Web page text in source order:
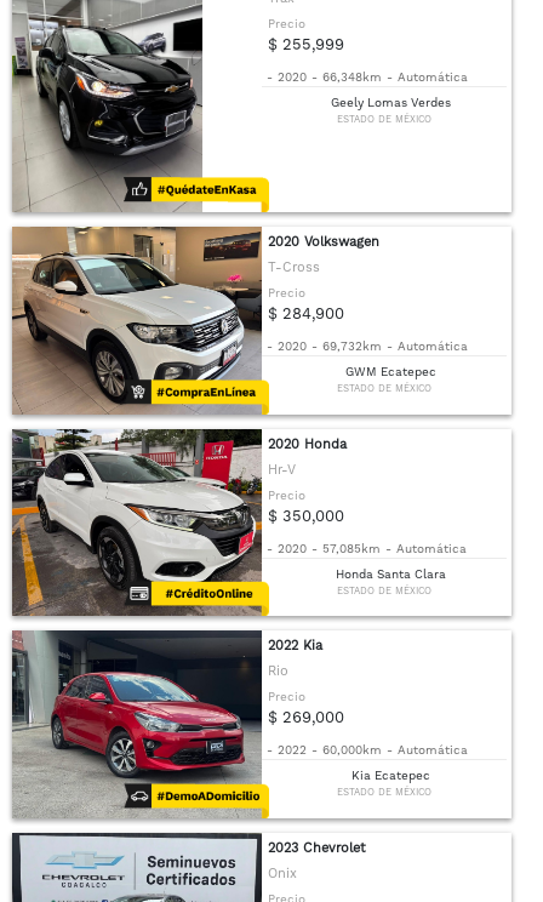
Precio
$ 255,999
- 2020 - 66,348km - Automática
Geely Lomas Verdes
ESTADO DE MÉXICO
2020 Volkswagen
T-Cross
Precio
$ 284,900
- 2020 - 69,732km - Automática
GWM Ecatepec
ESTADO DE MÉXICO
2020 Honda
Hr-V
Precio
$ 350,000
- 2020 - 57,085km - Automática
Honda Santa Clara
ESTADO DE MÉXICO
2022 Kia
Rio
Precio
$ 269,000
- 2022 - 60,000km - Automática
Kia Ecatepec
ESTADO DE MÉXICO
2023 Chevrolet
Onix
Precio